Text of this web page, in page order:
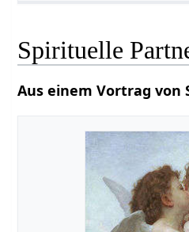
Spirituelle
Aus einem Vortrag von